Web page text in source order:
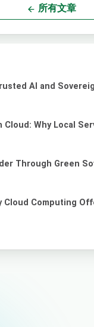
所有文章
AI and
Cloud: Why Local
Through Green
Cloud Computing